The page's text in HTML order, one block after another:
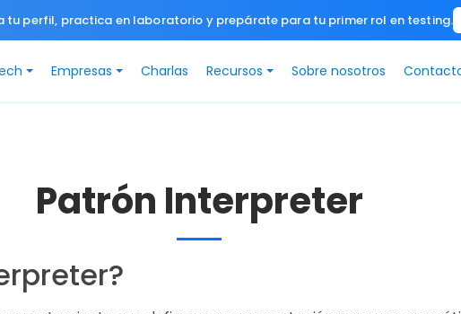
tu perfil, practica en laboratorio y prepárate para tu primer rol en testing.
Empresas Charlas Recursos Sobre nosotros
Patrón Interpreter